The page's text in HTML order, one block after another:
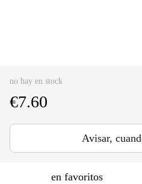
no hay en stock
€7.60
Avisar,
en favoritos